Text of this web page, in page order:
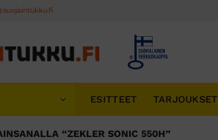
ESITTEET TARJOUKSET
“ZEKLER SONIC 550H”